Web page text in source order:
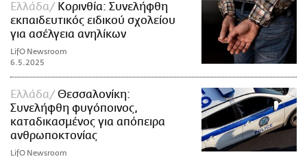
Ελλάδα
Κορινθία: Συνελήφθη
εκπαιδευτικός ειδικού σχολείου
για ασέλγεια ανηλίκων
LifO Newsroom
6.5.2025
Ελλάδα
Θεσσαλονίκη:
Συνελήφθη φυγόποινος,
καταδικασμένος για απόπειρα
ανθρωποκτονίας
LifO Newsroom